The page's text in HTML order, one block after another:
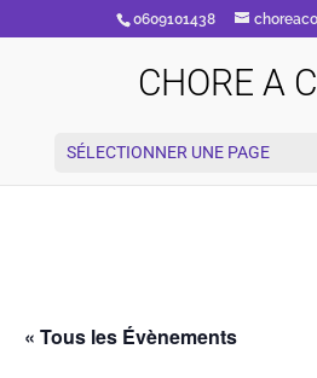
0609101438
CHORE A
SÉLECTIONNER UNE PAGE
« Tous les Évènements